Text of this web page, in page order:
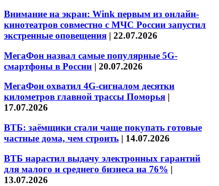
Внимание на экран: Wink первым из онлайн-
кинотеатров совместно с МЧС России запустил
экстренные оповещения | 22.07.2026
МегаФон назвал самые популярные 5G-
смартфоны в России | 20.07.2026
МегаФон охватил 4G-сигналом десятки
километров главной трассы Поморья |
17.07.2026
ВТБ: заёмщики стали чаще покупать готовые
частные дома, чем строить | 14.07.2026
ВТБ нарастил выдачу электронных гарантий
для малого и среднего бизнеса на 76% |
13.07.2026